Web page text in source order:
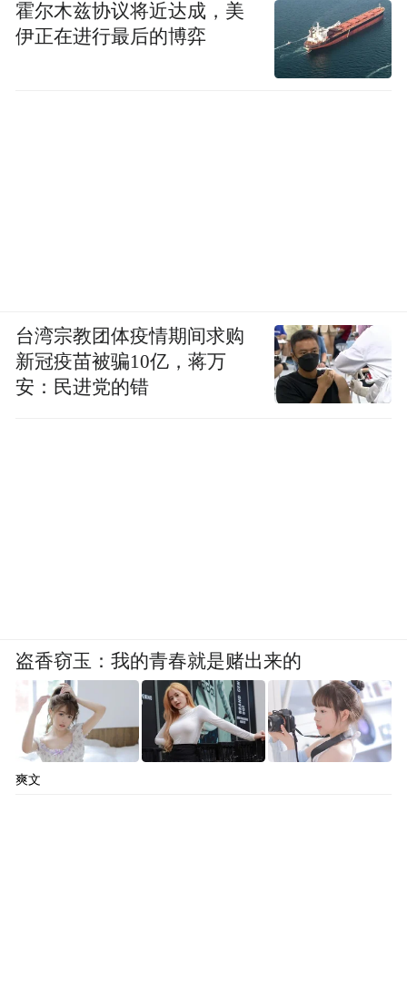
霍尔木兹协议将近达成，美
伊正在进行最后的博弈
台湾宗教团体疫情期间求购
新冠疫苗被骗10亿，蒋万
安：民进党的错
盗香窃玉：我的青春就是赌出来的
爽文